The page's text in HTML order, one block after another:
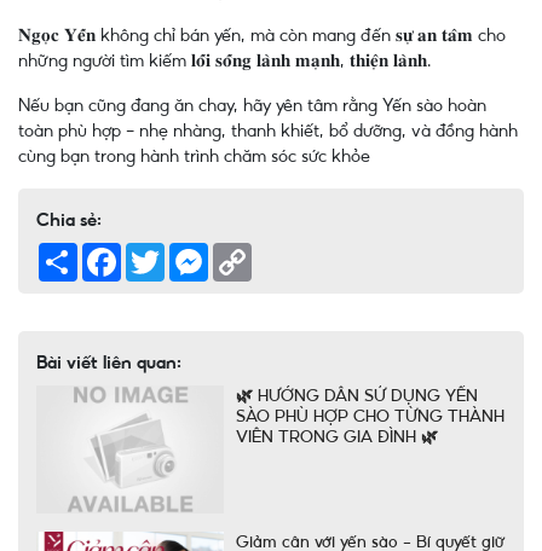
𝐍𝐠𝐨̣𝐜 𝐘𝐞̂́𝐧 không chỉ bán yến, mà còn mang đến 𝐬𝐮̛̣ 𝐚𝐧 𝐭𝐚̂𝐦 cho
những người tìm kiếm 𝐥𝐨̂́𝐢 𝐬𝐨̂́𝐧𝐠 𝐥𝐚̀𝐧𝐡 𝐦𝐚̣𝐧𝐡, 𝐭𝐡𝐢𝐞̣̂𝐧 𝐥𝐚̀𝐧𝐡.
Nếu bạn cũng đang ăn chay, hãy yên tâm rằng Yến sào hoàn
toàn phù hợp - nhẹ nhàng, thanh khiết, bổ dưỡng, và đồng hành
cùng bạn trong hành trình chăm sóc sức khỏe
Chia sẻ:
Share Facebook
Twitter Messenger
Bài viết liên quan:
🌿 HƯỚNG DẪN SỬ DỤNG YẾN
SÀO PHÙ HỢP CHO TỪNG THÀNH
VIÊN TRONG GIA ĐÌNH 🌿
Giảm cân với yến sào – Bí quyết giữ